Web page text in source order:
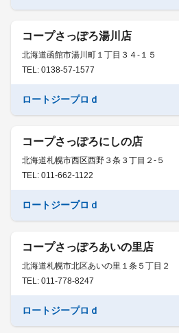
コープさっぽろ湯川店
北海道函館市湯川町１丁目３４-１５
TEL: 0138-57-1577
ロートジープロｄ
コープさっぽろにしの店
北海道札幌市西区西野３条３丁目２-５
TEL: 011-662-1122
ロートジープロｄ
コープさっぽろあいの里店
北海道札幌市北区あいの里１条５丁目２
TEL: 011-778-8247
ロートジープロｄ